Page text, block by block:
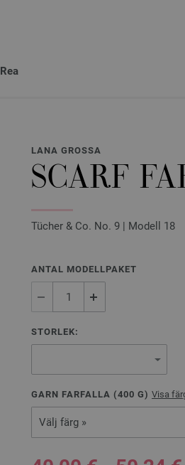
Rea
LANA GROSSA
SCARF
Tücher & Co. No. 9 | Modell 18
ANTAL MODELLPAKET
STORLEK:
GARN FARFALLA (400 G) Visa
Välj färg »